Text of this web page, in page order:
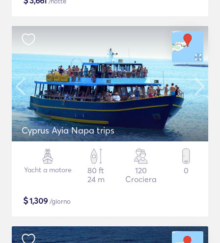
Cyprus Ayia Napa trips
Yacht a motore
80 ft
24 m
120
Crociera
0
$1,309 /giorno